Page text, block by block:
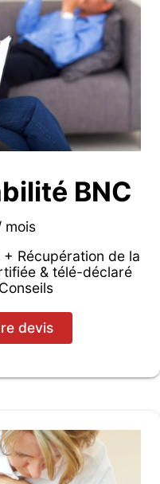
BNC
mois
Récupération de la
& télé-déclaré
devis